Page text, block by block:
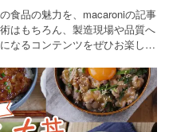
食品の魅力を、macaroniの記事
はもちろん、製造現場や品質へ
なるコンテンツをぜひお楽しみ